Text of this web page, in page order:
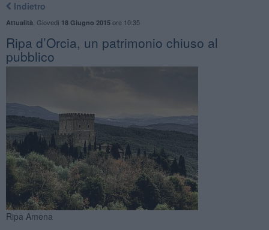
Indietro
Attualità Giovedì 18 Giugno 2015ore 10:35
Ripa d’Orcia, un patrimonio chiuso al
pubblico
Ripa Amena